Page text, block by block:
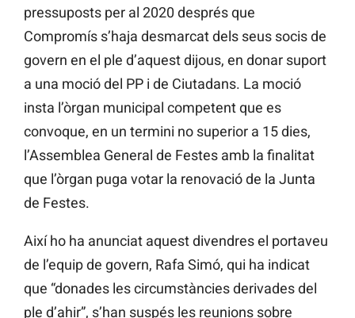
pressuposts per al 2020 després que
Compromís s’haja desmarcat dels seus socis de
govern en el ple d’aquest dijous, en donar suport
a una moció del PP i de Ciutadans. La moció
insta l’òrgan municipal competent que es
convoque, en un termini no superior a 15 dies,
l’Assemblea General de Festes amb la finalitat
que l’òrgan puga votar la renovació de la Junta
de Festes.
Així ho ha anunciat aquest divendres el portaveu
de l’equip de govern, Rafa Simó, qui ha indicat
que “donades les circumstàncies derivades del
ple d’ahir”, s’han suspés les reunions sobre